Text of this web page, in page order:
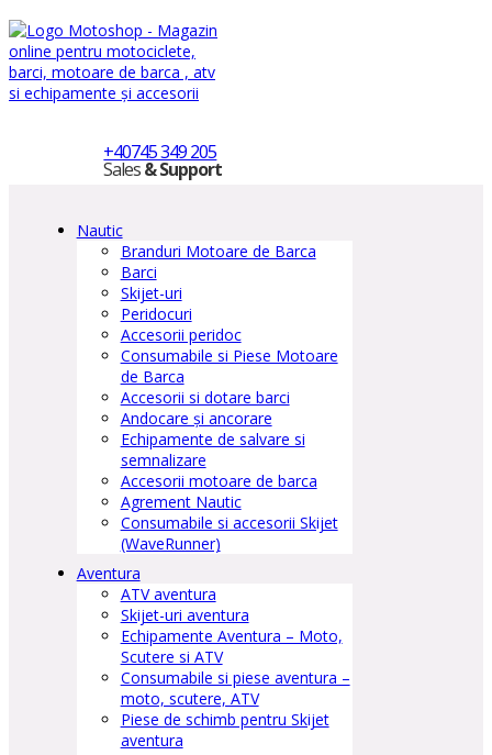
+40745 349 205
Sales& Support
Nautic
Branduri Motoare de Barca
Barci
Skijet-uri
Peridocuri
Accesorii peridoc
Consumabile si Piese Motoare
de Barca
Accesorii si dotare barci
Andocare și ancorare
Echipamente de salvare si
semnalizare
Accesorii motoare de barca
Agrement Nautic
Consumabile si accesorii Skijet
(WaveRunner)
Aventura
ATV aventura
Skijet-uri aventura
Echipamente Aventura – Moto,
Scutere si ATV
Consumabile si piese aventura –
moto, scutere, ATV
Piese de schimb pentru Skijet
aventura